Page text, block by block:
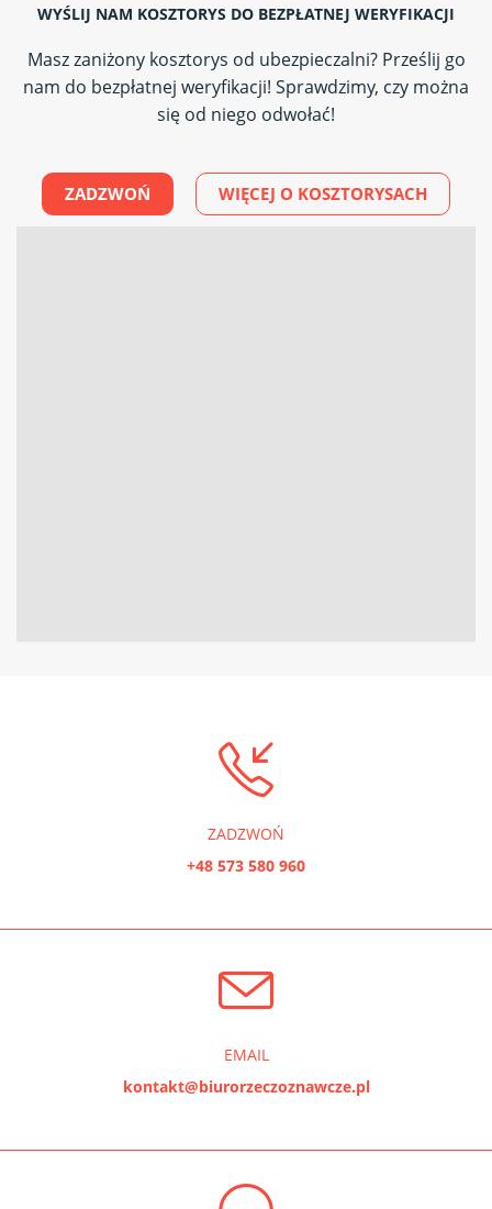
WYŚLIJ NAM KOSZTORYS DO BEZPŁATNEJ WERYFIKACJI
Masz zaniżony kosztorys od ubezpieczalni? Prześlij go
nam do bezpłatnej weryfikacji! Sprawdzimy, czy można
się od niego odwołać!
ZADZWOŃ WIĘCEJ O KOSZTORYSACH
ZADZWOŃ
+48 573 580 960
EMAIL
kontakt@biurorzeczoznawcze.pl